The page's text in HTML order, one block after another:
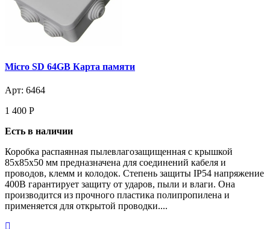
Micro SD 64GB Карта памяти
Арт: 6464
1 400 Р
Есть в наличии
Коробка распаянная пылевлагозащищенная с крышкой
85х85х50 мм предназначена для соединений кабеля и
проводов, клемм и колодок. Степень защиты IP54 напряжение
400В гарантирует защиту от ударов, пыли и влаги. Она
производится из прочного пластика полипропилена и
применяется для открытой проводки....